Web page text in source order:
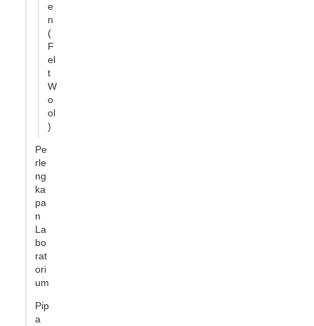
e
n
(
F
el
t
W
o
ol
)
Pe
rle
ng
ka
pa
n
La
bo
rat
ori
um
Pip
a